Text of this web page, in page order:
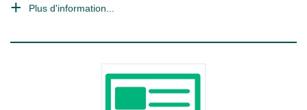
Plus d'information...